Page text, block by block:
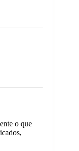
o que